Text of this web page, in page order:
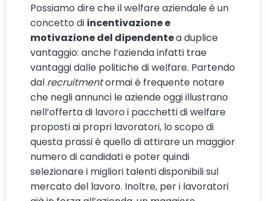
Possiamo dire che il welfare aziendale è un
concetto di incentivazione e
motivazione del dipendentea duplice
vantaggio: anche l’azienda infatti trae
vantaggi dalle politiche di welfare. Partendo
dal recruitmentormai è frequente notare
che negli annunci le aziende oggi illustrano
nell’offerta di lavoro i pacchetti di welfare
proposti ai propri lavoratori, lo scopo di
questa prassi è quello di attirare un maggior
numero di candidati e poter quindi
selezionare i migliori talenti disponibili sul
mercato del lavoro. Inoltre, per i lavoratori